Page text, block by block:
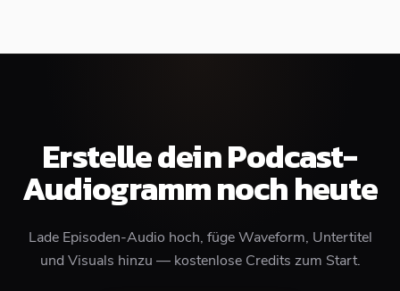
Erstelle dein Podcast-
Audiogramm noch heute
Lade Episoden-Audio hoch, füge Waveform, Untertitel
und Visuals hinzu — kostenlose Credits zum Start.